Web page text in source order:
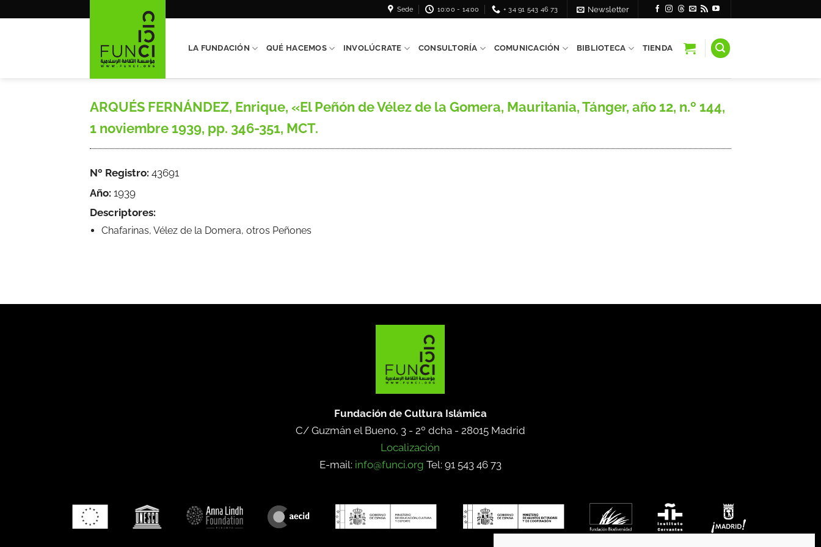
Sede 10:00 - 14:00 + 34 91 543 46 73 Newsletter
LA FUNDACIÓN QUÉ HACEMOS INVOLÚCRATE CONSULTORÍA COMUNICACIÓN BIBLIOTECA TIENDA
ARQUÉS FERNÁNDEZ, Enrique, «El Peñón de Vélez de la Gomera, Mauritania, Tánger, año 12, n.º 144,
1 noviembre 1939, pp. 346-351, MCT.
Nº Registro: 43691
Año: 1939
Descriptores:
Chafarinas, Vélez de la Domera, otros Peñones
Fundación de Cultura Islámica
C/ Guzmán el Bueno, 3 - 2º dcha - 28015 Madrid
Localización
E-mail: info@funci.org Tel: 91 543 46 73